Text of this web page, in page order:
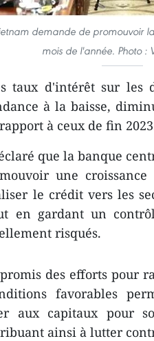
demande de promouvoir
mois de l'année. Photo :
taux d'intérêt sur les
à la baisse,
à ceux de fin
que la banque
une
le crédit vers les
en gardant un
risqués.
des efforts pour
favorables
aux capitaux pour
ainsi à lutter